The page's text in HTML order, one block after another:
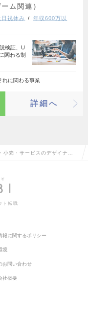
ム関連）
日祝休み
年収600万以
検証、U
関わる制
れに関わる事業
詳細へ
小売・サービスのデザイナー
求人情報一覧
ト転職
報に関するポリシー
境
お問い合わせ
社概要